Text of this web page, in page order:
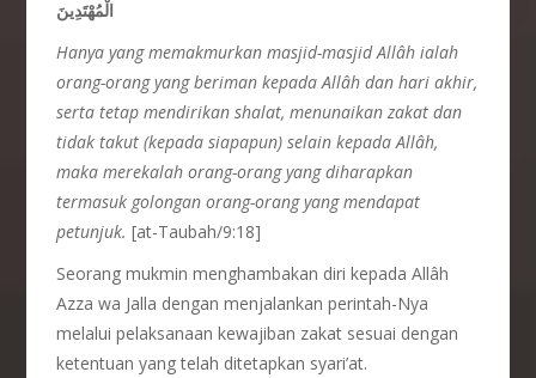
الْمُهْتَدِينَ
Hanya yang memakmurkan masjid-masjid Allâh ialah
orang-orang yang beriman kepada Allâh dan hari akhir,
serta tetap mendirikan shalat, menunaikan zakat dan
tidak takut (kepada siapapun) selain kepada Allâh,
maka merekalah orang-orang yang diharapkan
termasuk golongan orang-orang yang mendapat
petunjuk. [at-Taubah/9:18]
Seorang mukmin menghambakan diri kepada Allâh
Azza wa Jalla dengan menjalankan perintah-Nya
melalui pelaksanaan kewajiban zakat sesuai dengan
ketentuan yang telah ditetapkan syari’at.